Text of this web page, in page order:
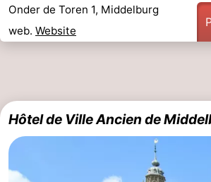
-
Stationnement
Adresses
Zeeland
Schouwen-
Duiveland
-
Onder de Toren 1, Middelburg
web. Website
Hôtel de Ville Ancien de